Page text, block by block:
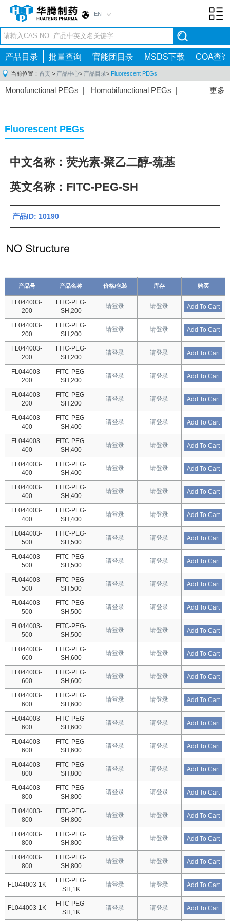
EN
产品目录 批量查询 官能团目录 MSDS下载 COA查询
当前位置： 首页 > 产品中心> 产品目录> Fluorescent PEGs
更多
Monofunctional PEGs | Homobifunctional PEGs |
Fluorescent PEGs
中文名称：荧光素-聚乙二醇-巯基
英文名称：FITC-PEG-SH
产品ID: 10190
产品号 产品名称 价格/包装 库存 购买
FL044003-
200
FITC-PEG-
SH,200
请登录 请登录 Add To Cart
FL044003-
200
FITC-PEG-
SH,200
请登录 请登录 Add To Cart
FL044003-
200
FITC-PEG-
SH,200
请登录 请登录 Add To Cart
FL044003-
200
FITC-PEG-
SH,200
请登录 请登录 Add To Cart
FL044003-
200
FITC-PEG-
SH,200
请登录 请登录 Add To Cart
FL044003-
400
FITC-PEG-
SH,400
请登录 请登录 Add To Cart
FL044003-
400
FITC-PEG-
SH,400
请登录 请登录 Add To Cart
FL044003-
400
FITC-PEG-
SH,400
请登录 请登录 Add To Cart
FL044003-
400
FITC-PEG-
SH,400
请登录 请登录 Add To Cart
FL044003-
400
FITC-PEG-
SH,400
请登录 请登录 Add To Cart
FL044003-
500
FITC-PEG-
SH,500
请登录 请登录 Add To Cart
FL044003-
500
FITC-PEG-
SH,500
请登录 请登录 Add To Cart
FL044003-
500
FITC-PEG-
SH,500
请登录 请登录 Add To Cart
FL044003-
500
FITC-PEG-
SH,500
请登录 请登录 Add To Cart
FL044003-
500
FITC-PEG-
SH,500
请登录 请登录 Add To Cart
FL044003-
600
FITC-PEG-
SH,600
请登录 请登录 Add To Cart
FL044003-
600
FITC-PEG-
SH,600
请登录 请登录 Add To Cart
FL044003-
600
FITC-PEG-
SH,600
请登录 请登录 Add To Cart
FL044003-
600
FITC-PEG-
SH,600
请登录 请登录 Add To Cart
FL044003-
600
FITC-PEG-
SH,600
请登录 请登录 Add To Cart
FL044003-
800
FITC-PEG-
SH,800
请登录 请登录 Add To Cart
FL044003-
800
FITC-PEG-
SH,800
请登录 请登录 Add To Cart
FL044003-
800
FITC-PEG-
SH,800
请登录 请登录 Add To Cart
FL044003-
800
FITC-PEG-
SH,800
请登录 请登录 Add To Cart
FL044003-
800
FITC-PEG-
SH,800
请登录 请登录 Add To Cart
FL044003-1K
FITC-PEG-
SH,1K
请登录 请登录 Add To Cart
FL044003-1K
FITC-PEG-
SH,1K
请登录 请登录 Add To Cart